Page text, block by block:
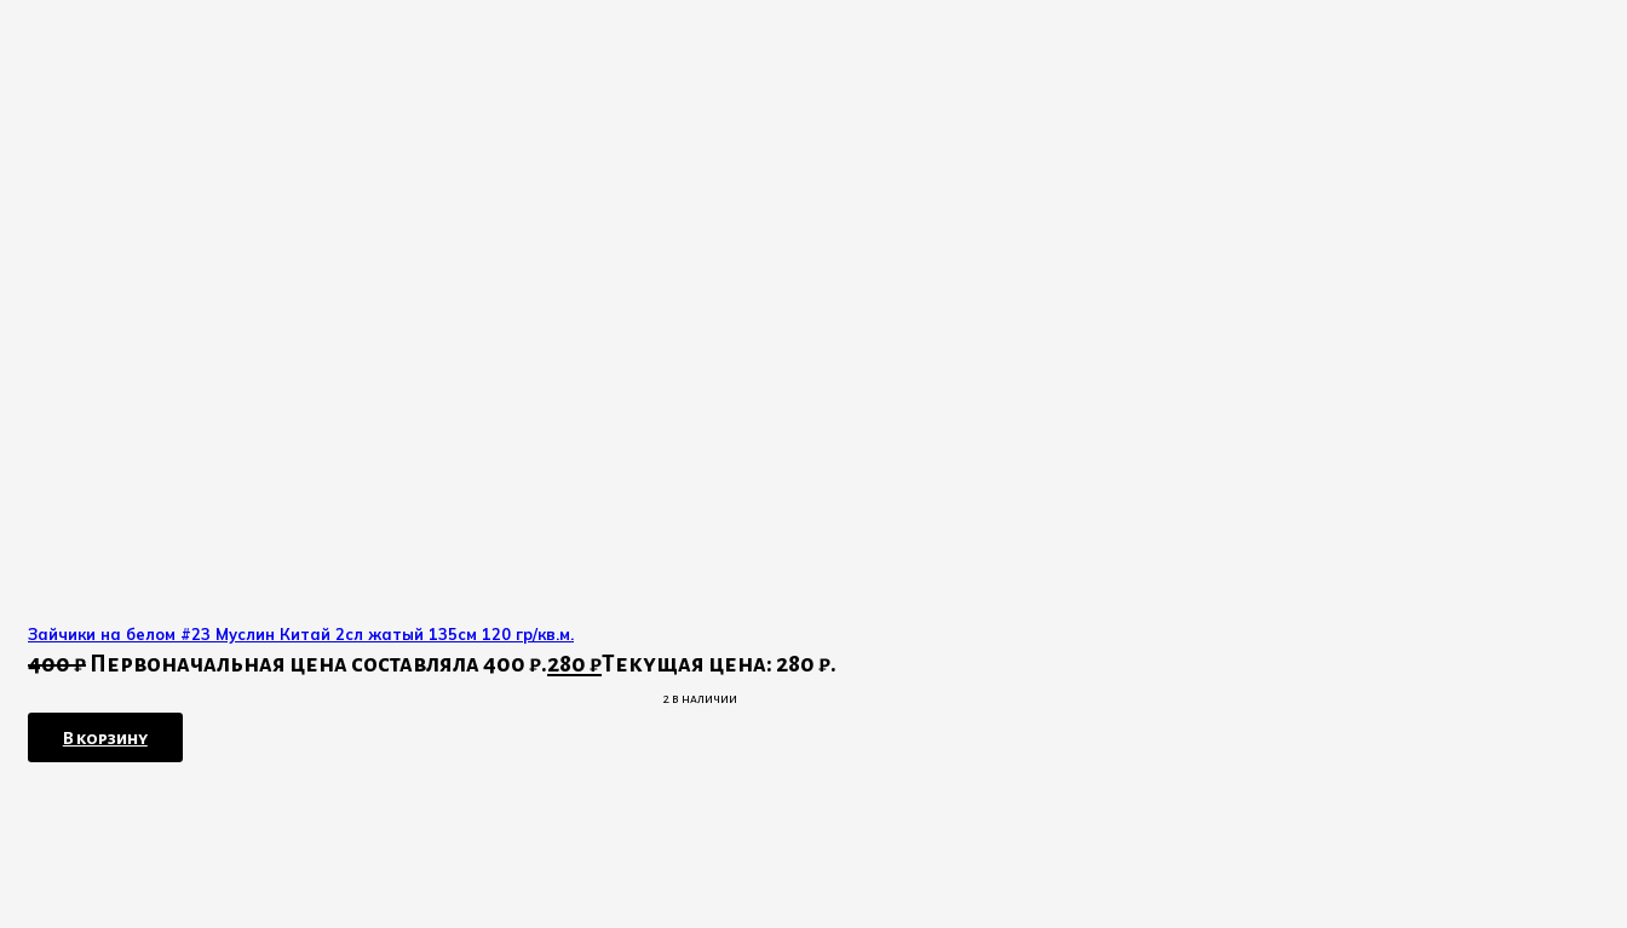
Зайчики на белом #23 Муслин Китай 2сл жатый 135см 120 гр/кв.м.
400₽ Первоначальная цена составляла 400 ₽.280₽Текущая цена: 280 ₽.
2 в наличии
В корзину